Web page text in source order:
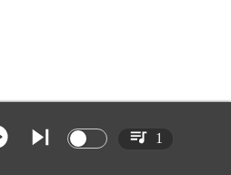
1